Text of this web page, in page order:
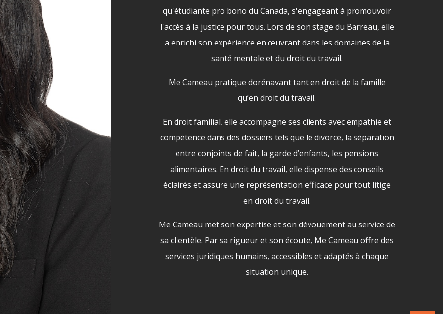
qu'étudiante pro bono du Canada, s'engageant à promouvoir
l'accès à la justice pour tous. Lors de son stage du Barreau, elle
a enrichi son expérience en œuvrant dans les domaines de la
santé mentale et du droit du travail.
Me Cameau pratique dorénavant tant en droit de la famille
qu’en droit du travail.
En droit familial, elle accompagne ses clients avec empathie et
compétence dans des dossiers tels que le divorce, la séparation
entre conjoints de fait, la garde d’enfants, les pensions
alimentaires. En droit du travail, elle dispense des conseils
éclairés et assure une représentation efficace pour tout litige
en droit du travail.
Me Cameau met son expertise et son dévouement au service de
sa clientèle. Par sa rigueur et son écoute, Me Cameau offre des
services juridiques humains, accessibles et adaptés à chaque
situation unique.